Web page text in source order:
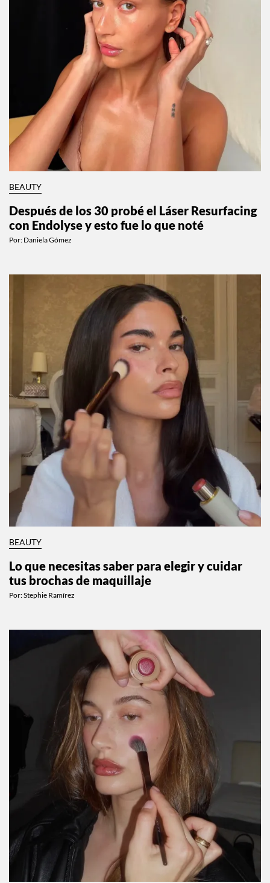
BEAUTY
Después de los 30 probé el Láser Resurfacing
con Endolyse y esto fue lo que noté
Por: Daniela Gómez
BEAUTY
Lo que necesitas saber para elegir y cuidar
tus brochas de maquillaje
Por:Stephie Ramírez